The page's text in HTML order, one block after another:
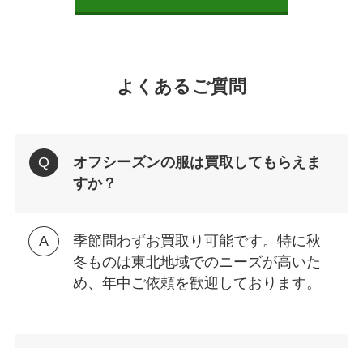
よくあるご質問
オフシーズンの服は買取してもらえま
すか？
季節問わずお買取り可能です。特に秋
冬ものは東北地域でのニーズが高いた
め、年中ご依頼を歓迎しております。